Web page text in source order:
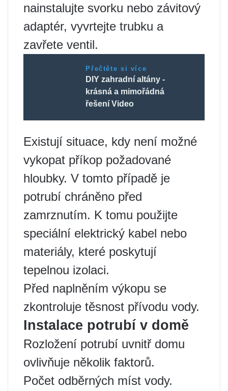
nainstalujte svorku nebo závitový
adaptér, vyvrtejte trubku a
zavřete ventil.
Přečtěte si více
DIY zahradní altány -
krásná a mimořádná
řešení Video
Existují situace, kdy není možné
vykopat příkop požadované
hloubky. V tomto případě je
potrubí chráněno před
zamrznutím. K tomu použijte
speciální elektrický kabel nebo
materiály, které poskytují
tepelnou izolaci.
Před naplněním výkopu se
zkontroluje těsnost přívodu vody.
Instalace potrubí v domě
Rozložení potrubí uvnitř domu
ovlivňuje několik faktorů.
Počet odběrných míst vody.